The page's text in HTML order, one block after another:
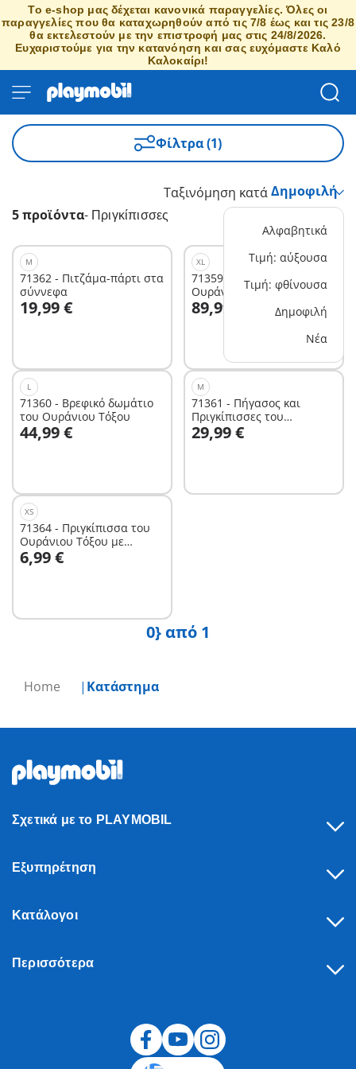
Το e-shop μας δέχεται κανονικά παραγγελίες. Όλες οι
παραγγελίες που θα καταχωρηθούν από τις 7/8 έως και τις 23/8
θα εκτελεστούν με την επιστροφή μας στις 24/8/2026.
Ευχαριστούμε για την κατανόηση και σας ευχόμαστε Καλό
Καλοκαίρι!
Home Κατάστημα
Φίλτρα (1)
5 προϊόντα- Πριγκίπισσες
Ταξινόμηση κατά
Αλφαβητικά
Τιμή: αύξουσα
Τιμή: φθίνουσα
Δημοφιλή
Νέα
M
71362 - Πιτζάμα-πάρτι στα
σύννεφα
19,99 €
Στο καλάθι
XL
71359 - Παλάτι του
Ουράνιου Τόξου
89,99 €
Στο καλάθι
L
71360 - Βρεφικό δωμάτιο
του Ουράνιου Τόξου
44,99 €
Στο καλάθι
M
71361 - Πήγασος και
Πριγκίπισσες του
Ουράνιου Τόξου
29,99 €
Στο καλάθι
XS
71364 - Πριγκίπισσα του
Ουράνιου Τόξου με
σβούρα
6,99 €
Στο καλάθι
0} από 1
Σχετικά με το PLAYMOBIL
Εξυπηρέτηση
Κατάλογοι
Περισσότερα